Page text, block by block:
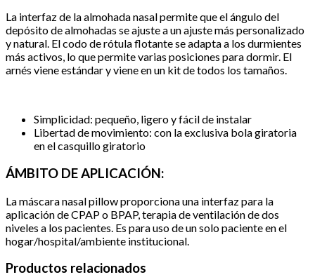
La interfaz de la almohada nasal permite que el ángulo del
depósito de almohadas se ajuste a un ajuste más personalizado
y natural. El codo de rótula flotante se adapta a los durmientes
más activos, lo que permite varias posiciones para dormir. El
arnés viene estándar y viene en un kit de todos los tamaños.
Simplicidad: pequeño, ligero y fácil de instalar
Libertad de movimiento: con la exclusiva bola giratoria
en el casquillo giratorio
ÁMBITO DE APLICACIÓN:
La máscara nasal pillow proporciona una interfaz para la
aplicación de CPAP o BPAP, terapia de ventilación de dos
niveles a los pacientes. Es para uso de un solo paciente en el
hogar/hospital/ambiente institucional.
Productos relacionados